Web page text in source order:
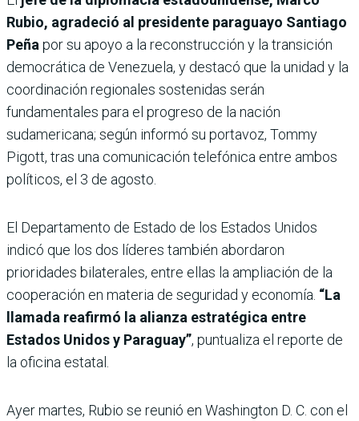
Rubio, agradeció al presidente paraguayo Santiago
Peña por su apoyo a la reconstrucción y la transición
democrática de Venezuela, y destacó que la unidad y la
coordinación regionales sostenidas serán
fundamentales para el progreso de la nación
sudamericana; según informó su portavoz, Tommy
Pigott, tras una comunicación telefónica entre ambos
políticos, el 3 de agosto.
El Departamento de Estado de los Estados Unidos
indicó que los dos líderes también abordaron
prioridades bilaterales, entre ellas la ampliación de la
cooperación en materia de seguridad y economía. “La
llamada reafirmó la alianza estratégica entre
Estados Unidos y Paraguay”, puntualiza el reporte de
la oficina estatal.
Ayer martes, Rubio se reunió en Washington D. C. con el